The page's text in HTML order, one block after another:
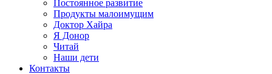
Постоянное развитие
Продукты малоимущим
Доктор Хайра
Я Донор
Читай
Наши дети
Контакты